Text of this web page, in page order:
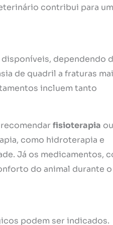
contribui para um
dependendo
de quadril a fraturas
incluem tanto
fisioterapia ou
como hidroterapia e
Já os medicamentos,
do animal durante o
podem ser indicados.